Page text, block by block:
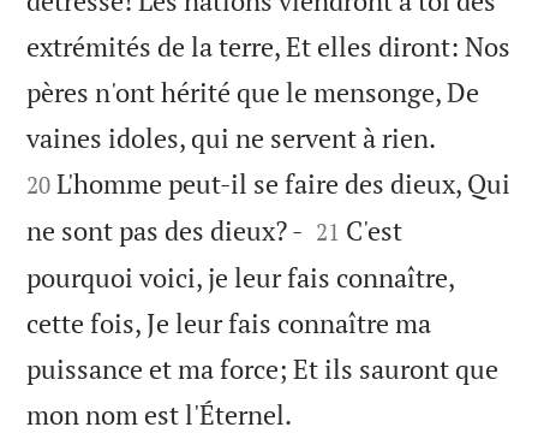
extrémités de la terre, Et elles diront: Nos
pères n'ont hérité que le mensonge, De
vaines idoles, qui ne servent à rien.
20 L'homme peut-il se faire des dieux, Qui
ne sont pas des dieux? - 

21 C'est
pourquoi voici, je leur fais connaître,
cette fois, Je leur fais connaître ma
puissance et ma force; Et ils sauront que
mon nom est l'Éternel.